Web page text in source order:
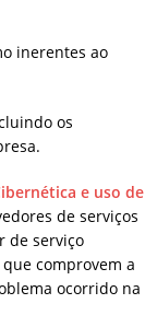
inerentes ao
os
e uso de
de serviços
de serviço
comprovem a
ocorrido na